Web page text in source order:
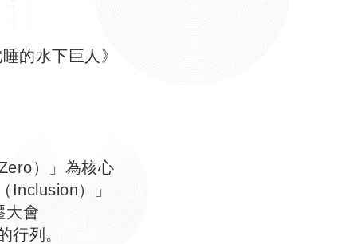
的水下巨人》
）」為核心
Inclusion）」
大會
行列。